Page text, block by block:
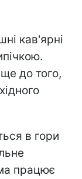
кав'ярні
до того,
в гори
працює